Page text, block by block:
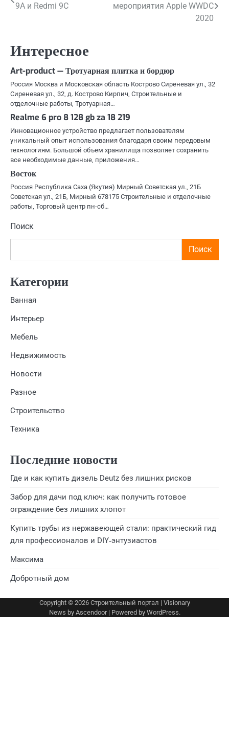
9A и Redmi 9C
мероприятия Apple WWDC
2020
Интересное
Art-product — Тротуарная плитка и бордюр
Россия Москва и Московская область Кострово Сиреневая ул., 32
Сиреневая ул., 32, д. Кострово Кирпич, Строительные и
отделочные работы, Тротуарная…
Realme 6 pro 8 128 gb za 18 219
Инновационное устройство предлагает пользователям
уникальный опыт использования благодаря своим передовым
технологиям. Большой объем хранилища позволяет сохранить
все необходимые данные, приложения…
Восток
Россия Республика Саха (Якутия) Мирный Советская ул., 21Б
Советская ул., 21Б, Мирный 678175 Строительные и отделочные
работы, Торговый центр пн-сб…
Поиск
Поиск
Категории
Ванная
Интерьер
Мебель
Недвижимость
Новости
Разное
Строительство
Техника
Последние новости
Где и как купить дизель Deutz без лишних рисков
Забор для дачи под ключ: как получить готовое
ограждение без лишних хлопот
Купить трубы из нержавеющей стали: практический гид
для профессионалов и DIY‑энтузиастов
Максима
Добротный дом
Copyright © 2026 Строительный портал | Visionary
News by Ascendoor| Powered by WordPress.